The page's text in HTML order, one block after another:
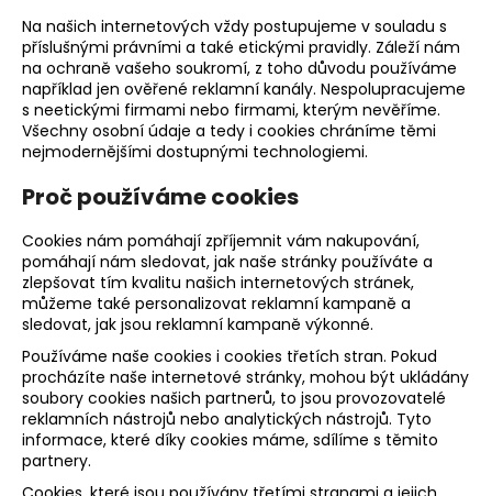
Na našich internetových vždy postupujeme v souladu s
příslušnými právními a také etickými pravidly. Záleží nám
na ochraně vašeho soukromí, z toho důvodu používáme
například jen ověřené reklamní kanály. Nespolupracujeme
s neetickými firmami nebo firmami, kterým nevěříme.
Všechny osobní údaje a tedy i cookies chráníme těmi
nejmodernějšími dostupnými technologiemi.
Proč používáme cookies
Cookies nám pomáhají zpříjemnit vám nakupování,
pomáhají nám sledovat, jak naše stránky používáte a
zlepšovat tím kvalitu našich internetových stránek,
můžeme také personalizovat reklamní kampaně a
sledovat, jak jsou reklamní kampaně výkonné.
Používáme naše cookies i cookies třetích stran. Pokud
procházíte naše internetové stránky, mohou být ukládány
soubory cookies našich partnerů, to jsou provozovatelé
reklamních nástrojů nebo analytických nástrojů. Tyto
informace, které díky cookies máme, sdílíme s těmito
partnery.